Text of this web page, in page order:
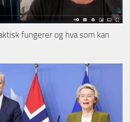
fungerer og hva som kan